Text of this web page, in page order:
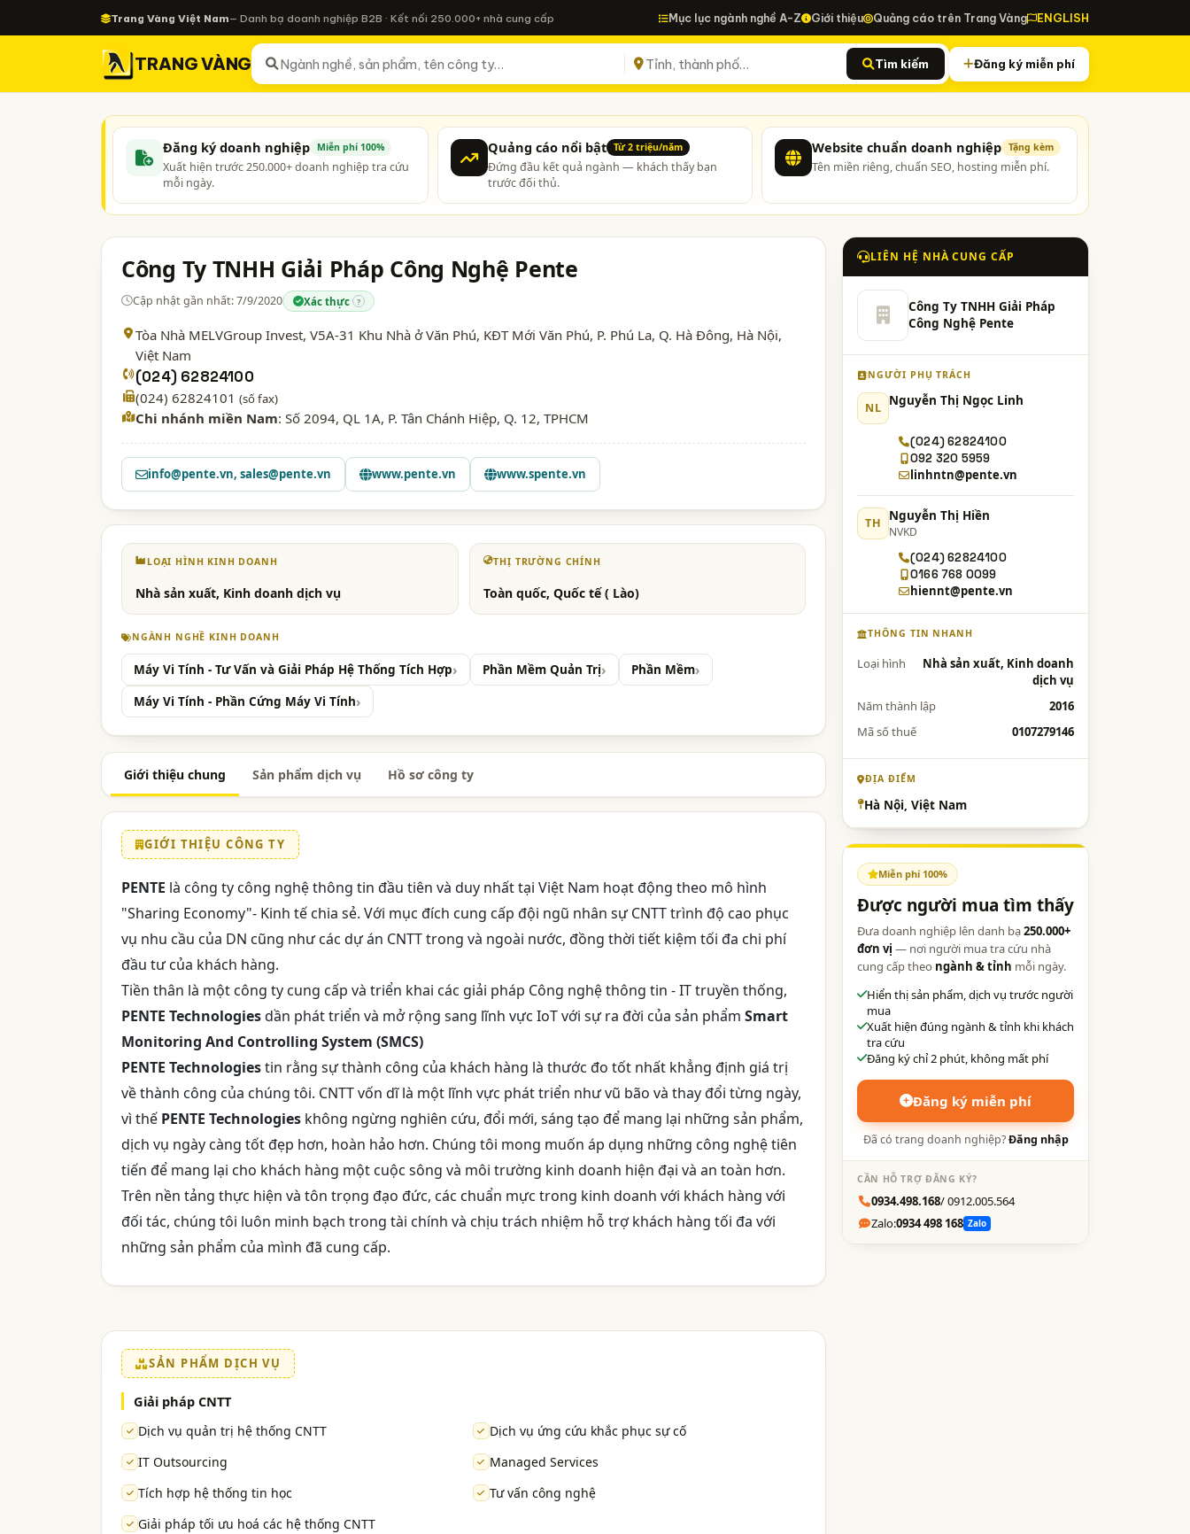
Trang Vàng Việt Nam— Danh bạ doanh nghiệp B2B · Kết nối 250.000+ nhà cung cấp Mục lục ngành nghề A-Z Giới thiệu Quảng cáo trên Trang Vàng ENGLISH
TRANG VÀNG Tìm kiếm Đăng ký miễn phí
Đăng ký doanh nghiệp Miễn phí 100%
Xuất hiện trước 250.000+ doanh nghiệp tra cứu
mỗi ngày.
Quảng cáo nổi bật Từ 2 triệu/năm
Đứng đầu kết quả ngành — khách thấy bạn
trước đối thủ.
Website chuẩn doanh nghiệp Tặng kèm
Tên miền riêng, chuẩn SEO, hosting miễn phí.
Công Ty TNHH Giải Pháp Công Nghệ Pente
Cập nhật gần nhất: 7/9/2020 Xác thực ?
Tòa Nhà MELVGroup Invest, V5A-31 Khu Nhà ở Văn Phú, KĐT Mới Văn Phú, P. Phú La, Q. Hà Đông, Hà Nội,
Việt Nam
(024) 62824100
(024) 62824101 (số fax)
Chi nhánh miền Nam: Số 2094, QL 1A, P. Tân Chánh Hiệp, Q. 12, TPHCM
info@pente.vn, sales@pente.vn www.pente.vn www.spente.vn
LOẠI HÌNH KINH DOANH
Nhà sản xuất, Kinh doanh dịch vụ
THỊ TRƯỜNG CHÍNH
Toàn quốc, Quốc tế ( Lào)
NGÀNH NGHỀ KINH DOANH
Máy Vi Tính - Tư Vấn và Giải Pháp Hệ Thống Tích Hợp Phần Mềm Quản Trị
Phần Mềm
Máy Vi Tính - Phần Cứng Máy Vi Tính
Giới thiệu chung Sản phẩm dịch vụ Hồ sơ công ty
GIỚI THIỆU CÔNG TY
PENTE là công ty công nghệ thông tin đầu tiên và duy nhất tại Việt Nam hoạt động theo mô hình
"Sharing Economy"- Kinh tế chia sẻ. Với mục đích cung cấp đội ngũ nhân sự CNTT trình độ cao phục
vụ nhu cầu của DN cũng như các dự án CNTT trong và ngoài nước, đồng thời tiết kiệm tối đa chi phí
đầu tư của khách hàng.
Tiền thân là một công ty cung cấp và triển khai các giải pháp Công nghệ thông tin - IT truyền thống,
PENTE Technologiesdần phát triển và mở rộng sang lĩnh vực IoT với sự ra đời của sản phẩm Smart
Monitoring And Controlling System (SMCS)
PENTE Technologiestin rằng sự thành công của khách hàng là thước đo tốt nhất khẳng định giá trị
về thành công của chúng tôi. CNTT vốn dĩ là một lĩnh vực phát triển như vũ bão và thay đổi từng ngày,
vì thế PENTE Technologies không ngừng nghiên cứu, đổi mới, sáng tạo để mang lại những sản phẩm,
dịch vụ ngày càng tốt đẹp hơn, hoàn hảo hơn. Chúng tôi mong muốn áp dụng những công nghệ tiên
tiến để mang lại cho khách hàng một cuộc sông và môi trường kinh doanh hiện đại và an toàn hơn.
Trên nền tảng thực hiện và tôn trọng đạo đức, các chuẩn mực trong kinh doanh với khách hàng với
đối tác, chúng tôi luôn minh bạch trong tài chính và chịu trách nhiệm hỗ trợ khách hàng tối đa với
những sản phẩm của mình đã cung cấp.
SẢN PHẨM DỊCH VỤ
Giải pháp CNTT
Dịch vụ quản trị hệ thống CNTT
Dịch vụ ứng cứu khắc phục sự cố
IT Outsourcing
Managed Services
Tích hợp hệ thống tin học
Tư vấn công nghệ
Giải pháp tối ưu hoá các hệ thống CNTT
LIÊN HỆ NHÀ CUNG CẤP
Công Ty TNHH Giải Pháp
Công Nghệ Pente
NGƯỜI PHỤ TRÁCH
NL Nguyễn Thị Ngọc Linh
(024) 62824100
092 320 5959
linhntn@pente.vn
TH Nguyễn Thị Hiền
NVKD
(024) 62824100
0166 768 0099
hiennt@pente.vn
THÔNG TIN NHANH
Loại hình
Nhà sản xuất, Kinh doanh
dịch vụ
Năm thành lập
2016
Mã số thuế
0107279146
ĐỊA ĐIỂM
Hà Nội, Việt Nam
Miễn phí 100%
Được người mua tìm thấy
Đưa doanh nghiệp lên danh bạ250.000+
đơn vị — nơi người mua tra cứu nhà
cung cấp theo ngành & tỉnh mỗi ngày.
Hiển thị sản phẩm, dịch vụ trước người
mua
Xuất hiện đúng ngành & tỉnh khi khách
tra cứu
Đăng ký chỉ 2 phút, không mất phí
Đăng ký miễn phí
Đã có trang doanh nghiệp?Đăng nhập
CẦN HỖ TRỢ ĐĂNG KÝ?
0934.498.168/ 0912.005.564
Zalo:0934 498 168 Zalo